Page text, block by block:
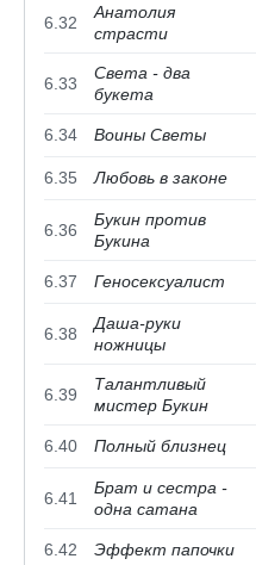
6.32
Анатолия
страсти
6.33
Света - два
букета
6.34 Воины Светы
6.35 Любовь в законе
6.36
Букин против
Букина
6.37 Геносексуалист
6.38
Даша-руки
ножницы
6.39
Талантливый
мистер Букин
6.40 Полный близнец
6.41
Брат и сестра -
одна сатана
6.42 Эффект папочки